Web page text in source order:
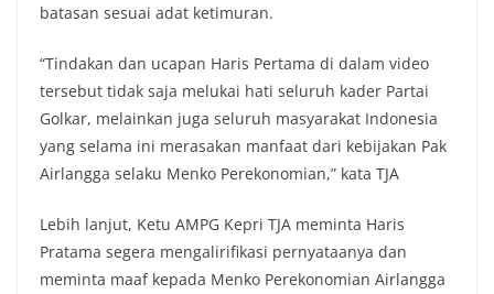
batasan sesuai adat ketimuran.
“Tindakan dan ucapan Haris Pertama di dalam video
tersebut tidak saja melukai hati seluruh kader Partai
Golkar, melainkan juga seluruh masyarakat Indonesia
yang selama ini merasakan manfaat dari kebijakan Pak
Airlangga selaku Menko Perekonomian,” kata TJA
Lebih lanjut, Ketu AMPG Kepri TJA meminta Haris
Pratama segera mengalirifikasi pernyataanya dan
meminta maaf kepada Menko Perekonomian Airlangga